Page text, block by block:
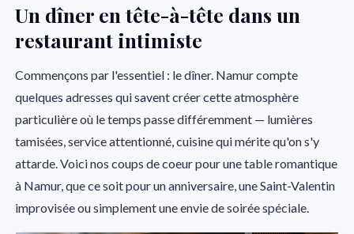
Un dîner en tête-à-tête dans un
restaurant intimiste
Commençons par l'essentiel : le dîner. Namur compte
quelques adresses qui savent créer cette atmosphère
particulière où le temps passe différemment — lumières
tamisées, service attentionné, cuisine qui mérite qu'on s'y
attarde. Voici nos coups de coeur pour une table romantique
à Namur, que ce soit pour un anniversaire, une Saint-Valentin
improvisée ou simplement une envie de soirée spéciale.